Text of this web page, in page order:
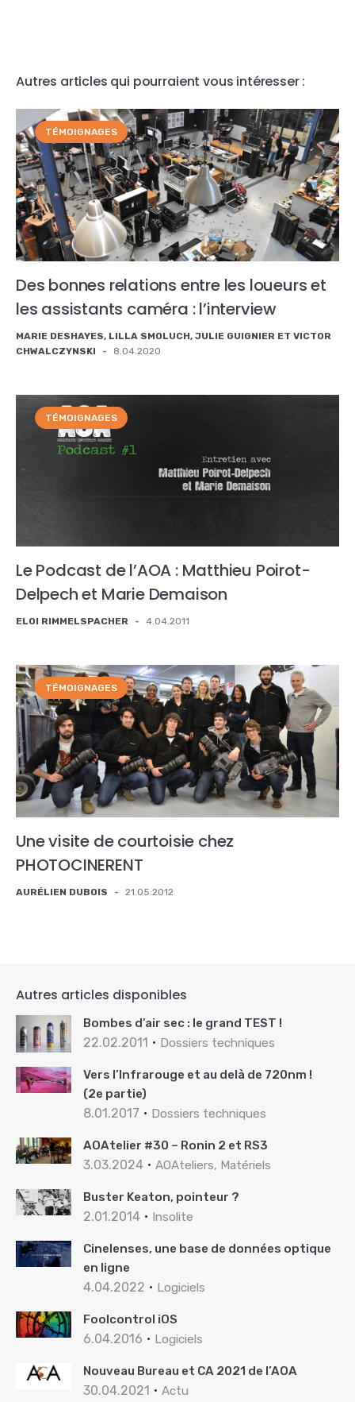
Autres articles qui pourraient vous intéresser :
TÉMOIGNAGES
Des bonnes relations entre les loueurs et
les assistants caméra : l’interview
MARIE DESHAYES, LILLA SMOLUCH, JULIE GUIGNIER ET VICTOR
CHWALCZYNSKI
- 8.04.2020
TÉMOIGNAGES
Le Podcast de l’AOA : Matthieu Poirot-
Delpech et Marie Demaison
ELOI RIMMELSPACHER - 4.04.2011
TÉMOIGNAGES
Une visite de courtoisie chez
PHOTOCINERENT
AURÉLIEN DUBOIS - 21.05.2012
Autres articles disponibles
Bombes d’air sec : le grand TEST !
22.02.2011 Dossiers techniques
Vers l’Infrarouge et au delà de 720nm !
(2e partie)
8.01.2017 Dossiers techniques
AOAtelier #30 – Ronin 2 et RS3
3.03.2024 AOAteliers, Matériels
Buster Keaton, pointeur ?
2.01.2014 Insolite
Cinelenses, une base de données optique
en ligne
4.04.2022 Logiciels
Foolcontrol iOS
6.04.2016 Logiciels
Nouveau Bureau et CA 2021 de l’AOA
30.04.2021 Actu